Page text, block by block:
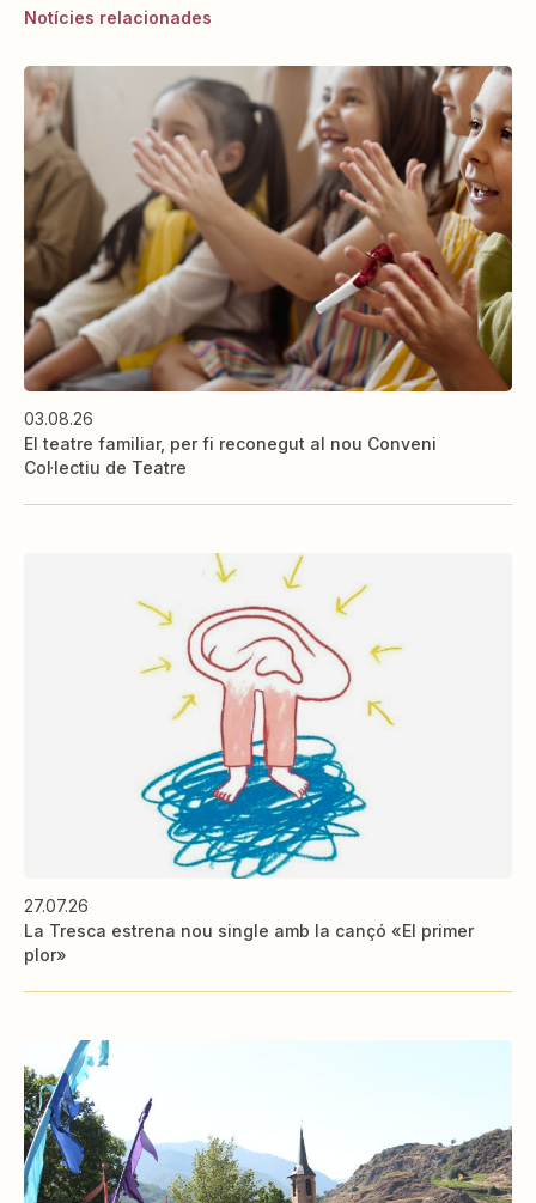
Notícies relacionades
03.08.26
El teatre familiar, per fi reconegut al nou Conveni
Col·lectiu de Teatre
27.07.26
La Tresca estrena nou single amb la cançó «El primer
plor»